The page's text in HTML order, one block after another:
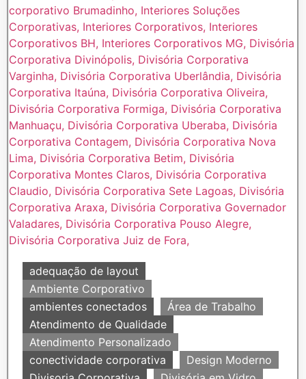
adequação de layout
Ambiente Corporativo
ambientes conectados
Área de Trabalho
Atendimento de Qualidade
Atendimento Personalizado
conectividade corporativa
Design Moderno